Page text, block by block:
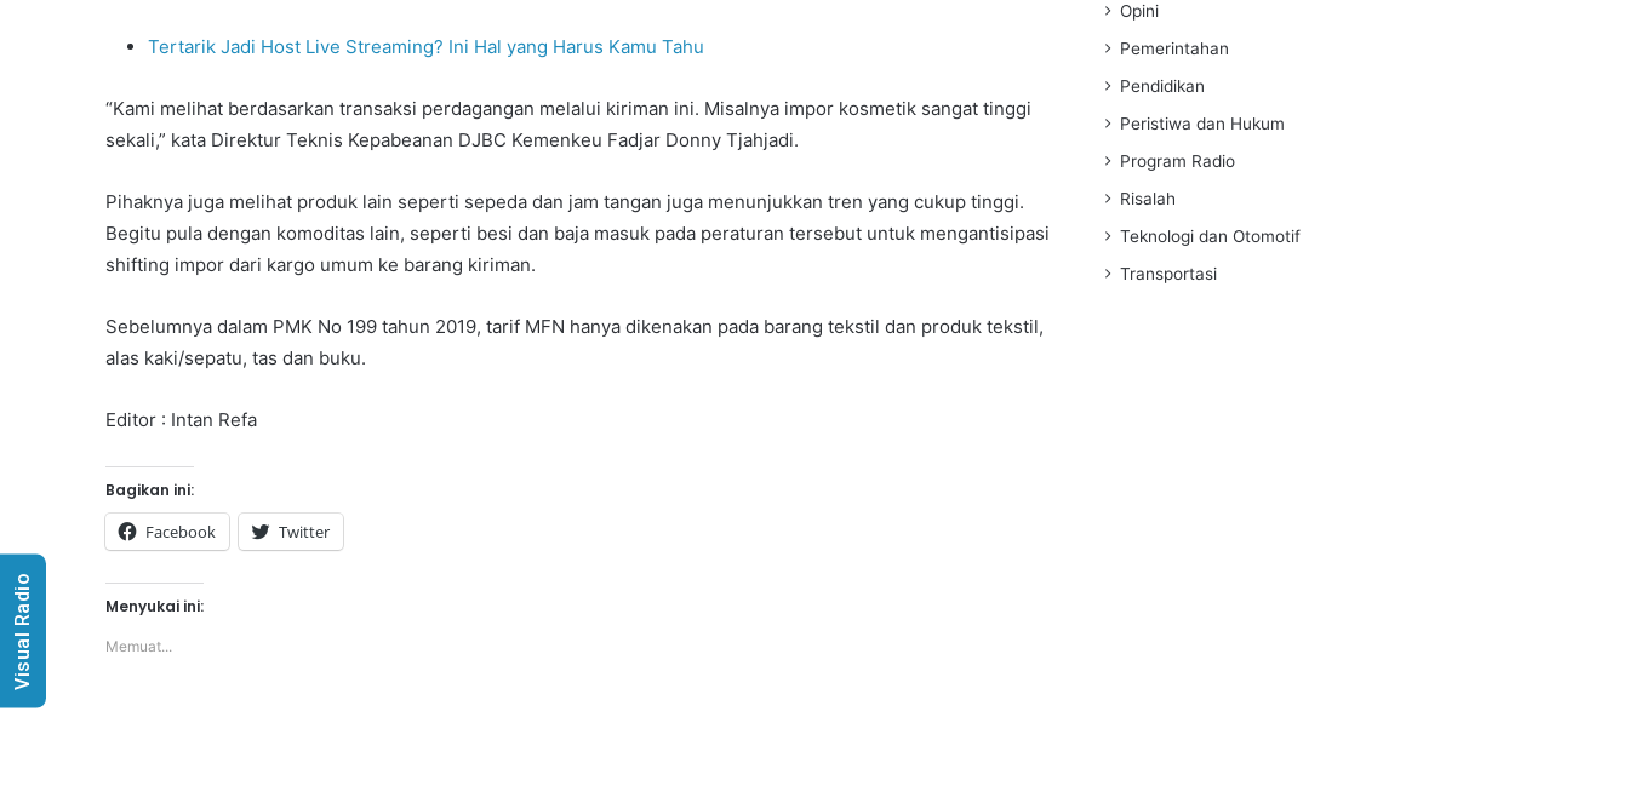
Tertarik Jadi Host Live Streaming? Ini Hal yang Harus Kamu Tahu
“Kami melihat berdasarkan transaksi perdagangan melalui kiriman ini. Misalnya impor kosmetik sangat tinggi
sekali,” kata Direktur Teknis Kepabeanan DJBC Kemenkeu Fadjar Donny Tjahjadi.
Pihaknya juga melihat produk lain seperti sepeda dan jam tangan juga menunjukkan tren yang cukup tinggi.
Begitu pula dengan komoditas lain, seperti besi dan baja masuk pada peraturan tersebut untuk mengantisipasi
shifting impor dari kargo umum ke barang kiriman.
Sebelumnya dalam PMK No 199 tahun 2019, tarif MFN hanya dikenakan pada barang tekstil dan produk tekstil,
alas kaki/sepatu, tas dan buku.
Editor : Intan Refa
Bagikan ini:
Facebook Twitter
Menyukai ini:
Memuat...
Opini
Pemerintahan
Pendidikan
Peristiwa dan Hukum
Program Radio
Risalah
Teknologi dan Otomotif
Transportasi
Visual Radio